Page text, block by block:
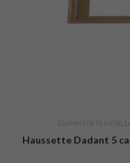
L'univers de la ruche
Haussette Dadant 5